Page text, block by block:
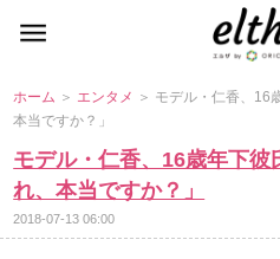
ホーム ＞ エンタメ ＞ モデル・仁香、16
本当ですか？」
モデル・仁香、16歳年下彼
れ、本当ですか？」
2018-07-13 06:00